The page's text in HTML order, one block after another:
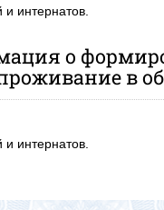
интернатов.
о
в
интернатов.